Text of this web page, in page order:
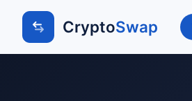
CryptoSwap